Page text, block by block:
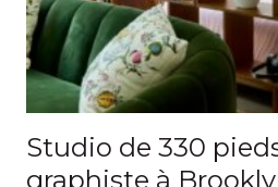
Studio de 330
graphiste à